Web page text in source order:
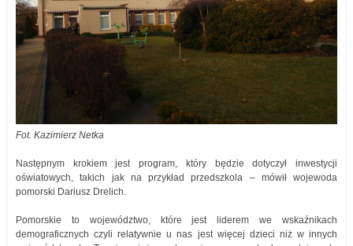
Fot. Kazimierz Netka
Następnym krokiem jest program, który będzie dotyczył inwestycji
oświatowych, takich jak na przykład przedszkola – mówił wojewoda
pomorski Dariusz Drelich.
Pomorskie to województwo, które jest liderem we wskaźnikach
demograficznych czyli relatywnie u nas jest więcej dzieci niż w innych